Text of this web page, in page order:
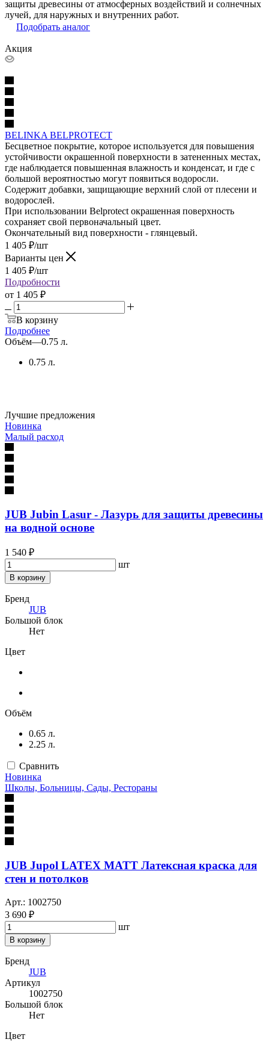
защиты древесины от атмосферных воздействий и солнечных
лучей, для наружных и внутренних работ.
Подобрать аналог
Акция
BELINKA BELPROTECT
Бесцветное покрытие, которое используется для повышения
устойчивости окрашенной поверхности в затененных местах,
где наблюдается повышенная влажность и конденсат, и где с
большой вероятностью могут появиться водоросли.
Содержит добавки, защищающие верхний слой от плесени и
водорослей.
При использовании Belprotect окрашенная поверхность
сохраняет свой первоначальный цвет.
Окончательный вид поверхности - глянцевый.
1 405 ₽/шт
Варианты цен
1 405 ₽/шт
Подробности
от 1 405 ₽
В корзину
Подробнее
Объём—0.75 л.
0.75 л.
Лучшие предложения
Новинка
Малый расход
JUB Jubin Lasur - Лазурь для защиты древесины
на водной основе
1 540 ₽
шт
В корзину
Бренд
JUB
Большой блок
Нет
Цвет
Объём
0.65 л.
2.25 л.
Сравнить
Новинка
Школы, Больницы, Сады, Рестораны
JUB Jupol LATEX MATT Латексная краска для
стен и потолков
Арт.: 1002750
3 690 ₽
шт
В корзину
Бренд
JUB
Артикул
1002750
Большой блок
Нет
Цвет